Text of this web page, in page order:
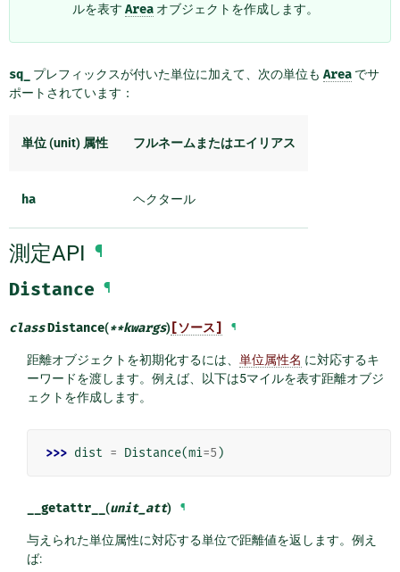
ルを表す Area オブジェクトを作成します。
sq_ プレフィックスが付いた単位に加えて、次の単位も Area でサ
ポートされています：
単位 (unit) 属性 フルネームまたはエイリアス
ha ヘクタール
測定API ¶
Distance ¶
classDistance(**kwargs) [ソース] ¶
距離オブジェクトを初期化するには、 単位属性名 に対応するキ
ーワードを渡します。例えば、以下は5マイルを表す距離オブジ
ェクトを作成します。
>>> dist = Distance(mi=5 )
__getattr__ (unit_att) ¶
与えられた単位属性に対応する単位で距離値を返します。例え
ば: